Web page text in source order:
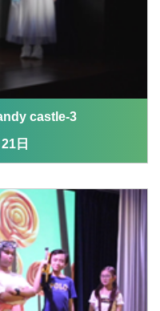
castle-3
日